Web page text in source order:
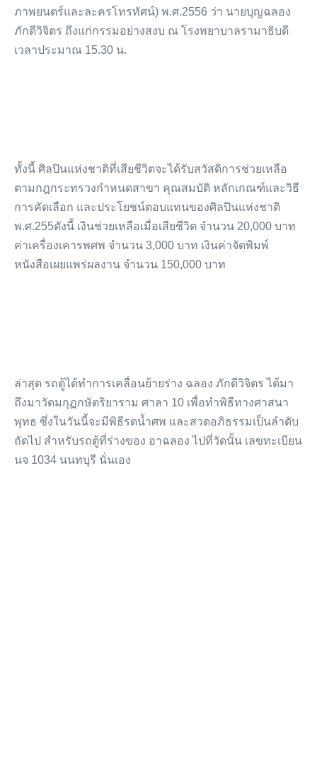
ภาพยนตร์และละครโทรทัศน์) พ.ศ.2556 ว่า นายบุญฉลอง
ภักดีวิจิตร ถึงแก่กรรมอย่างสงบ ณ โรงพยาบาลรามาธิบดี
เวลาประมาณ 15.30 น.
ทั้งนี้ ศิลปินแห่งชาติที่เสียชีวิตจะได้รับสวัสดิการช่วยเหลือ
ตามกฎกระทรวงกำหนดสาขา คุณสมบัติ หลักเกณฑ์และวิธี
การคัดเลือก และประโยชน์ตอบแทนของศิลปินแห่งชาติ
พ.ศ.255ดังนี้ เงินช่วยเหลือเมื่อเสียชีวิต จำนวน 20,000 บาท
ค่าเครื่องเคารพศพ จำนวน 3,000 บาท เงินค่าจัดพิมพ์
หนังสือเผยแพร่ผลงาน จำนวน 150,000 บาท
ล่าสุด รถตู้ได้ทำการเคลื่อนย้ายร่าง ฉลอง ภักดีวิจิตร ได้มา
ถึงมาวัดมกุฏกษัตริยาราม ศาลา 10 เพื่อทำพิธีทางศาสนา
พุทธ ซึ่งในวันนี้จะมีพิธีรดน้ำศพ และสวดอภิธรรมเป็นลำดับ
ถัดไป สำหรับรถตู้ที่ร่างของ อาฉลอง ไปที่วัดนั้น เลขทะเบียน
นจ 1034 นนทบุรี นั่นเอง